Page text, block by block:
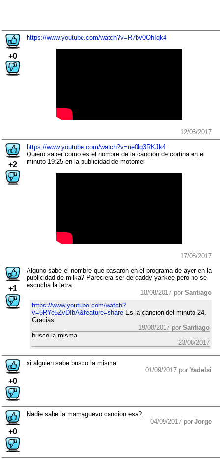
+0
https://www.youtube.com/watch?v=R7bv0OhIqk4
12/08/2017
+2
https://www.youtube.com/watch?v=ue0lq3RKJk4
Quiero saber como es el nombre de la canción de cortina en el
minuto 19:25 en la publicidad de motomel
17/08/2017
+1
Alguno sabe el nombre que pasaron en el programa de ayer en la
publicidad de milka? Pareciera ser de daddy yankee pero no se
escucha la letra
18/08/2017 por Santiago
https://www.youtube.com/watch?
v=5RYe5ZvDIbA&feature=shareEs la canción del minuto 24.
Gracias
19/08/2017 por Santiago
busco la misma
23/08/2017
+0
si alguien sabe busco la misma
01/09/2017 por Yadelsi
+0
Nadie sabe la mamaguevo cancion esa?.
04/09/2017 por Jorge